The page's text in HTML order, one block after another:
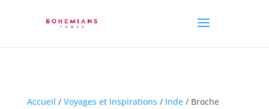
Accueil / Voyages et Inspirations / Inde/ Broche